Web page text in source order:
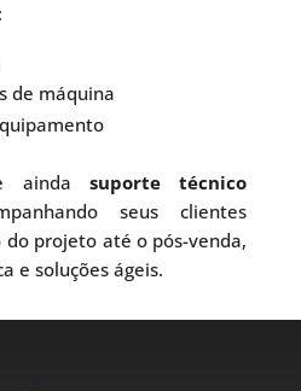
de máquina
ainda suporte técnico
seus clientes
do projeto até o pós-venda,
e soluções ágeis.